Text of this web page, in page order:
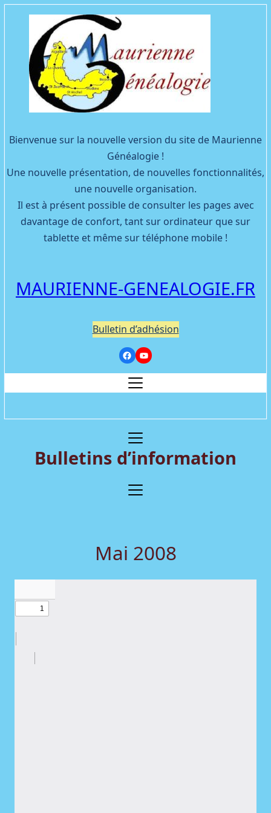
Bienvenue sur la nouvelle version du site de Maurienne
Généalogie !
Une nouvelle présentation, de nouvelles fonctionnalités,
une nouvelle organisation.
Il est à présent possible de consulter les pages avec
davantage de confort, tant sur ordinateur que sur
tablette et même sur téléphone mobile !
MAURIENNE-GENEALOGIE.FR
Bulletin d’adhésion
Facebook
YouTube
Bulletins d’information
Mai 2008